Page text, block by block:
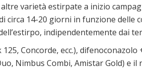
varietà estirpate a inizio
circa 14-20 giorni in funzione delle
indipendentemente dai
125, Concorde, ecc.),
Nimbus Combi, Amistar Gold) e